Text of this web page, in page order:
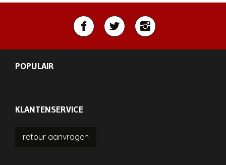
POPULAIR
KLANTENSERVICE
retour aanvragen